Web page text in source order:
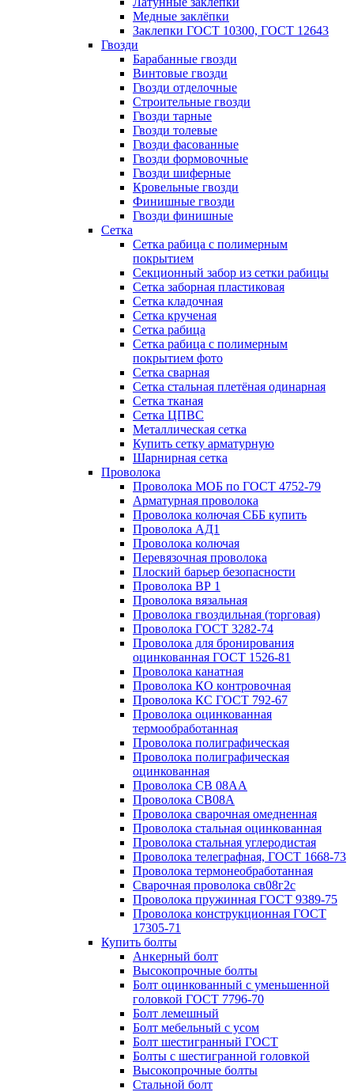
Медные заклёпки
Заклепки ГОСТ 10300, ГОСТ 12643
Гвозди
Барабанные гвозди
Винтовые гвозди
Гвозди отделочные
Строительные гвозди
Гвозди тарные
Гвозди толевые
Гвозди фасованные
Гвозди формовочные
Гвозди шиферные
Кровельные гвозди
Финишные гвозди
Гвозди финишные
Сетка
Сетка рабица с полимерным
покрытием
Секционный забор из сетки рабицы
Сетка заборная пластиковая
Сетка кладочная
Сетка крученая
Сетка рабица
Сетка рабица с полимерным
покрытием фото
Сетка сварная
Сетка стальная плетёная одинарная
Сетка тканая
Сетка ЦПВС
Металлическая сетка
Купить сетку арматурную
Шарнирная сетка
Проволока
Проволока МОБ по ГОСТ 4752-79
Арматурная проволока
Проволока колючая СББ купить
Проволока АД1
Проволока колючая
Перевязочная проволока
Плоский барьер безопасности
Проволока ВР 1
Проволока вязальная
Проволока гвоздильная (торговая)
Проволока ГОСТ 3282-74
Проволока для бронирования
оцинкованная ГОСТ 1526-81
Проволока канатная
Проволока КО контровочная
Проволока КС ГОСТ 792-67
Проволока оцинкованная
термообработанная
Проволока полиграфическая
Проволока полиграфическая
оцинкованная
Проволока СВ 08АА
Проволока СВ08А
Проволока сварочная омедненная
Проволока стальная оцинкованная
Проволока стальная углеродистая
Проволока телеграфная, ГОСТ 1668-73
Проволока термонеобработанная
Сварочная проволока св08г2с
Проволока пружинная ГОСТ 9389-75
Проволока конструкционная ГОСТ
17305-71
Купить болты
Анкерный болт
Высокопрочные болты
Болт оцинкованный с уменьшенной
головкой ГОСТ 7796-70
Болт лемешный
Болт мебельный с усом
Болт шестигранный ГОСТ
Болты с шестигранной головкой
Высокопрочные болты
Стальной болт